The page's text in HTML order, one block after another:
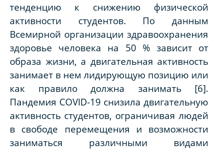
тенденцию к снижению физической
активности студентов. По данным
Всемирной организации здравоохранения
здоровье человека на 50 % зависит от
образа жизни, а двигательная активность
занимает в нем лидирующую позицию или
как правило должна занимать [6].
Пандемия COVID-19 снизила двигательную
активность студентов, ограничивая людей
в свободе перемещения и возможности
заниматься различными видами